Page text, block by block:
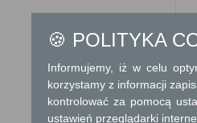
🍪 POLITYKA
Informujemy, iż w celu
korzystamy z informacji
kontrolować za pomocą
ustawień przeglądarki